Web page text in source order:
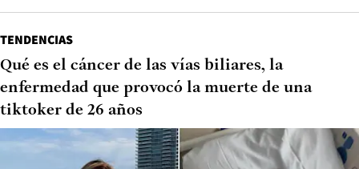
TENDENCIAS
Qué es el cáncer de las vías biliares, la
enfermedad que provocó la muerte de una
tiktoker de 26 años